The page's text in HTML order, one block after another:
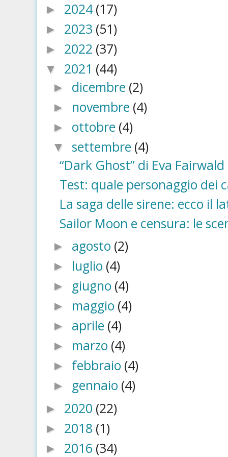
► 2024 (17)
► 2023 (51)
► 2022 (37)
▼ 2021 (44)
► dicembre (2)
► novembre (4)
► ottobre (4)
▼ settembre (4)
“Dark Ghost” di Eva
Test: quale personaggio dei
La saga delle sirene: ecco il
Sailor Moon e censura: le
► agosto (2)
► luglio (4)
► giugno (4)
► maggio (4)
► aprile (4)
► marzo (4)
► febbraio (4)
► gennaio (4)
► 2020 (22)
► 2018 (1)
► 2016 (34)